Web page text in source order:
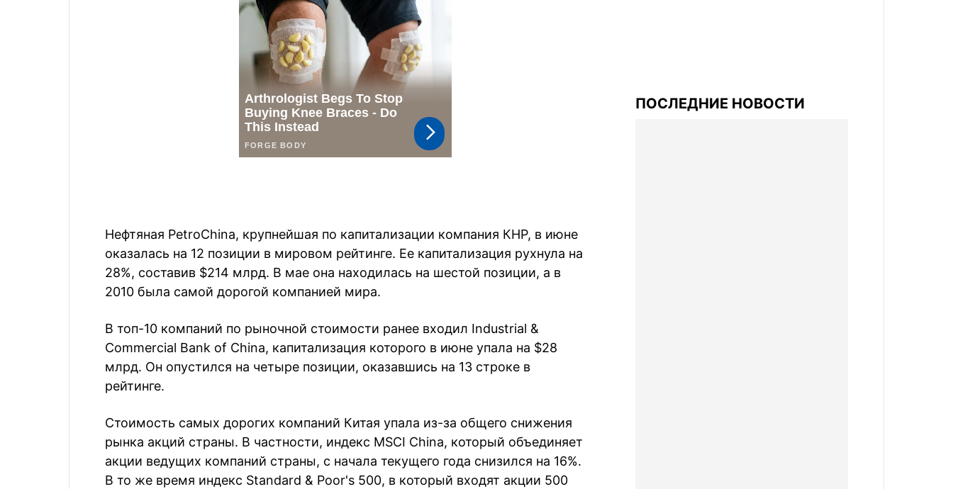
Нефтяная PetroChina, крупнейшая по капитализации компания КНР, в июне
оказалась на 12 позиции в мировом рейтинге. Ее капитализация рухнула на
28%, составив $214 млрд. В мае она находилась на шестой позиции, а в
2010 была самой дорогой компанией мира.
В топ-10 компаний по рыночной стоимости ранее входил Industrial &
Commercial Bank of China, капитализация которого в июне упала на $28
млрд. Он опустился на четыре позиции, оказавшись на 13 строке в
рейтинге.
Стоимость самых дорогих компаний Китая упала из-за общего снижения
рынка акций страны. В частности, индекс MSCI China, который объединяет
акции ведущих компаний страны, с начала текущего года снизился на 16%.
В то же время индекс Standard & Poor's 500, в который входят акции 500
ПОСЛЕДНИЕ НОВОСТИ